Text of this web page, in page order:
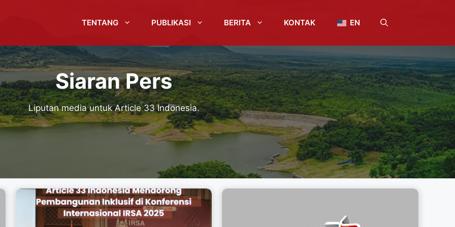
TENTANG PUBLIKASI BERITA KONTAK EN
Siaran Pers
Liputan media untuk Article 33 Indonesia.